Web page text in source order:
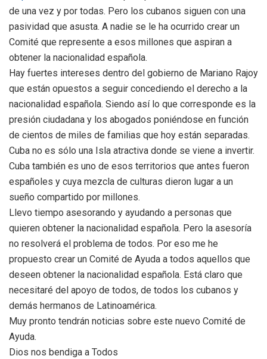
de una vez y por todas. Pero los cubanos siguen con una
pasividad que asusta. A nadie se le ha ocurrido crear un
Comité que represente a esos millones que aspiran a
obtener la nacionalidad española.
Hay fuertes intereses dentro del gobierno de Mariano Rajoy
que están opuestos a seguir concediendo el derecho a la
nacionalidad española. Siendo así lo que corresponde es la
presión ciudadana y los abogados poniéndose en función
de cientos de miles de familias que hoy están separadas.
Cuba no es sólo una Isla atractiva donde se viene a invertir.
Cuba también es uno de esos territorios que antes fueron
españoles y cuya mezcla de culturas dieron lugar a un
sueño compartido por millones.
Llevo tiempo asesorando y ayudando a personas que
quieren obtener la nacionalidad española. Pero la asesoría
no resolverá el problema de todos. Por eso me he
propuesto crear un Comité de Ayuda a todos aquellos que
deseen obtener la nacionalidad española. Está claro que
necesitaré del apoyo de todos, de todos los cubanos y
demás hermanos de Latinoamérica.
Muy pronto tendrán noticias sobre este nuevo Comité de
Ayuda.
Dios nos bendiga a Todos